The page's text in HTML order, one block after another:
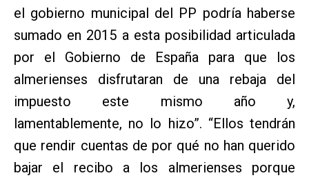
el gobierno municipal del PP podría haberse
sumado en 2015 a esta posibilidad articulada
por el Gobierno de España para que los
almerienses disfrutaran de una rebaja del
impuesto este mismo año y,
lamentablemente, no lo hizo”. “Ellos tendrán
que rendir cuentas de por qué no han querido
bajar el recibo a los almerienses porque